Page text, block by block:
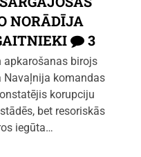
NORĀDĪJA
3
apkarošanas birojs
Navaļnija komandas
korupciju
bet resoriskās
iegūta…